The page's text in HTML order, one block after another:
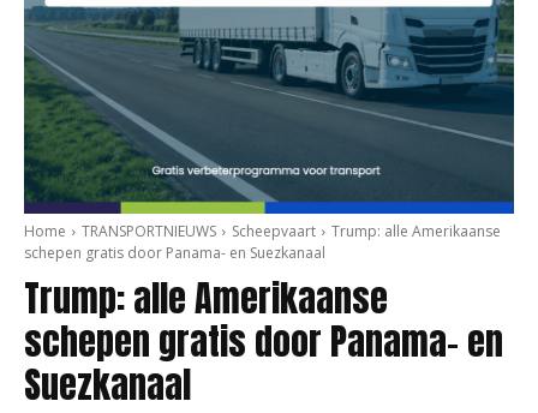
Home TRANSPORTNIEUWS Scheepvaart
Trump: alle Amerikaanse
schepen gratis door Panama- en Suezkanaal
Trump: alle Amerikaanse
schepen gratis door Panama- en
Suezkanaal